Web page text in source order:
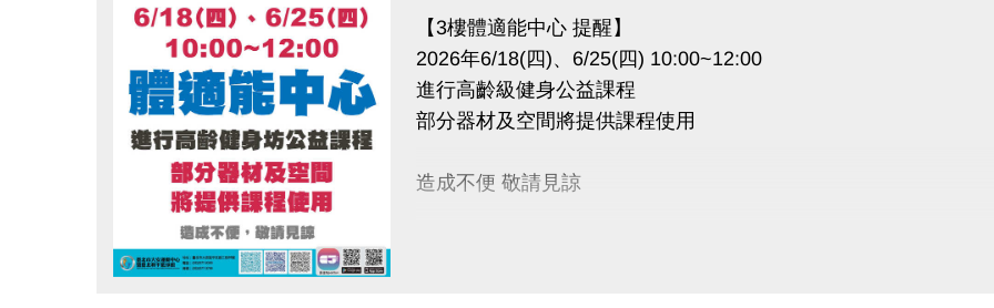
【3樓體適能中心 提醒】
2026年6/18(四)、6/25(四) 10:00~12:00
進行高齡級健身公益課程
部分器材及空間將提供課程使用
造成不便 敬請見諒